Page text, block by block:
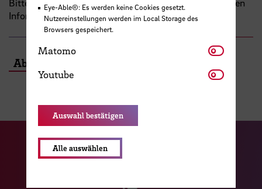
Bitte nehmen Sie Kenntnis von den zusammengestellten
Informationen in unsererDatenschutzerklärung
Abschicken
Zu unserer Facebook
Eye-Able®: Es werden keine Cookies gesetzt.
Nutzereinstellungen werden im Local Storage des
Browsers gespeichert.
Matomo Matomo
Youtube Youtube
Auswahl bestätigen
Alle auswählen